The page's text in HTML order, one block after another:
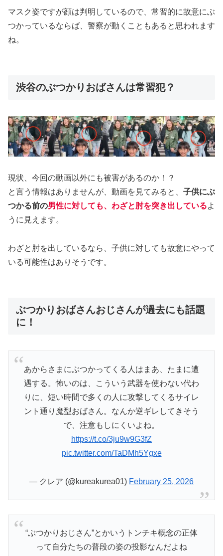
マスク姿ですが顔は判明しているので、常習的に故意にぶ
つかっているならば、警察が動くこともあると思われます
ね。
渋谷のぶつかりおばさんは常習犯？
現状、今回の動画以外にも被害があるのか！？
と言う情報はありませんが、動画を見てみると、 子供にぶ
つかる前の男性に対しても、わざと肘を突き出しているよ
うに見えます。
わざと肘を出しているなら、子供に対しても故意にやって
いる可能性はありそうです。
ぶつかりおばさんおじさんが過去にも話題
に！
あからさまにぶつかってくる人はまあ、たまに遭
遇する。怖いのは、こういう武器を使わない代わ
りに、短い時間で多くの人に攻撃してくるサイレ
ント通り魔型おばさん。なんか逆ギレしてきそう
で、注意もしにくいよね。
https://t.co/3ju9w9G3fZ
pic.twitter.com/TaDMh5Ygxe
— クレア (@kureakurea01) February 25, 2026
“ぶつかりおじさん”とかいうトンチキ概念の正体
って自分たちの普段の姿の投影なんだよね